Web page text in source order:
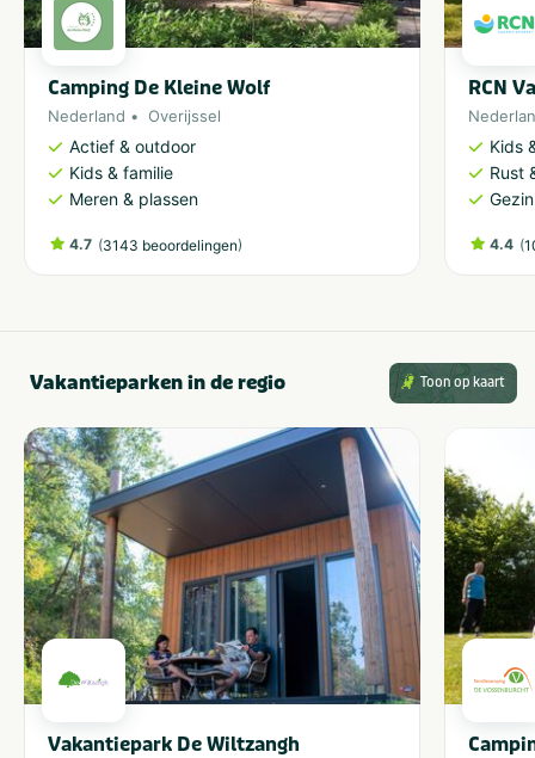
Camping De Kleine Wolf
Nederland Overijssel
Actief & outdoor
Kids & familie
Meren & plassen
4.7 (3143 beoordelingen)
RCN
Kids
Rust
4.4 (
Vakantieparken in de regio Toon op kaart
Vakantiepark De Wiltzangh